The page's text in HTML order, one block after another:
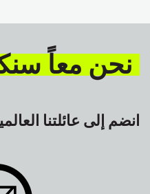
نحن معاً
انضم إلى عائلتنا